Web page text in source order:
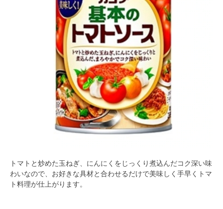
トマトと炒めた玉ねぎ、にんにくをじっくり煮込んだコク深い味
わいなので、お好きな具材と合わせるだけで美味しく手早くトマ
ト料理が仕上がります。